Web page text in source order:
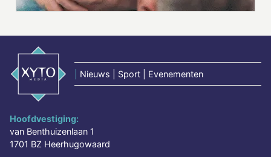
Nieuws | Sport | Evenementen
Hoofdvestiging:
van Benthuizenlaan 1
1701 BZ Heerhugowaard